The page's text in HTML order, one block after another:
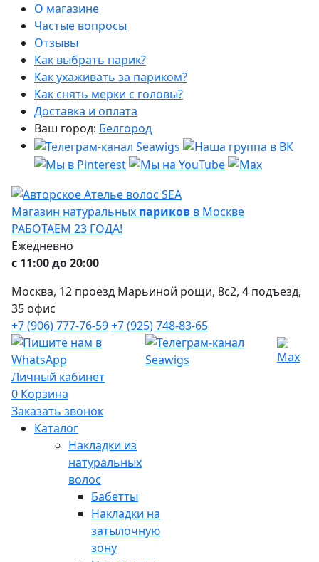
О магазине
Частые вопросы
Отзывы
Как выбрать парик?
Как ухаживать за париком?
Как снять мерки с головы?
Доставка и оплата
Ваш город: Белгород
Магазин натуральных париков в Москве
РАБОТАЕМ 23 ГОДА!
Ежедневно
с 11:00 до 20:00
Москва, 12 проезд Марьиной рощи, 8с2, 4 подъезд,
35 офис
+7 (906) 777-76-59+7 (925) 748-83-65
Личный кабинет
0 Корзина
Заказать звонок
Каталог
Накладки из
натуральных
волос
Бабетты
Накладки на
затылочную
зону